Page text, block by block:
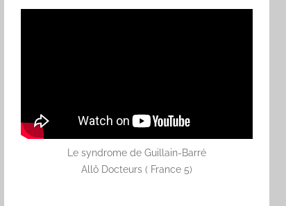
Le syndrome de Guillain-Barré
Allô Docteurs ( France 5)